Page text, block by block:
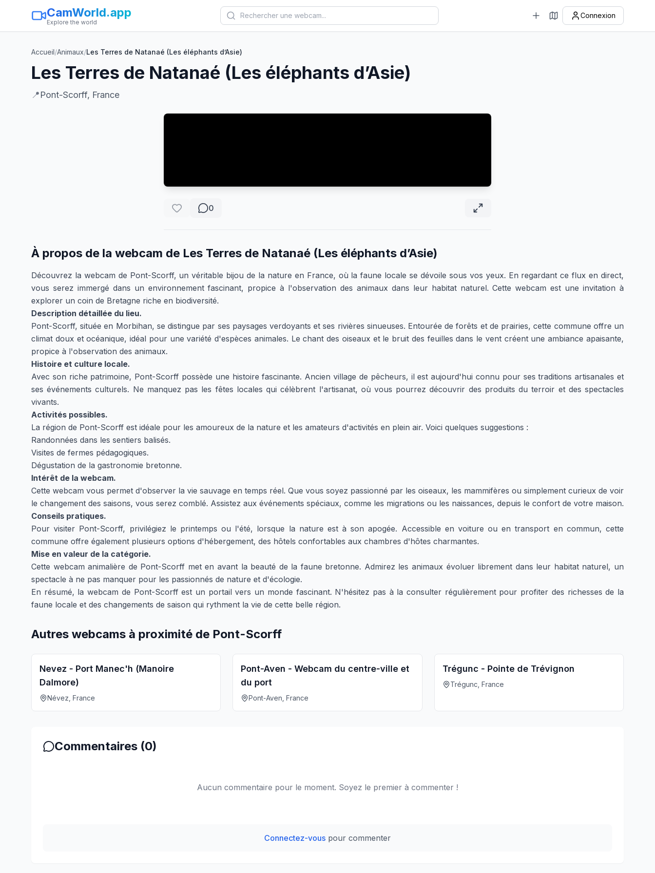
CamWorld.app
Explore the world
Connexion
Accueil/Animaux/Les Terres de Natanaé (Les éléphants d’Asie)
Les Terres de Natanaé (Les éléphants d’Asie)
📍Pont-Scorff, France
0
À propos de la webcam de Les Terres de Natanaé (Les éléphants d’Asie)
Découvrez la webcam de Pont-Scorff, un véritable bijou de la nature en France, où la faune locale se dévoile sous vos yeux. En regardant ce flux en direct,
vous serez immergé dans un environnement fascinant, propice à l'observation des animaux dans leur habitat naturel. Cette webcam est une invitation à
explorer un coin de Bretagne riche en biodiversité.
Description détaillée du lieu.
Pont-Scorff, située en Morbihan, se distingue par ses paysages verdoyants et ses rivières sinueuses. Entourée de forêts et de prairies, cette commune offre un
climat doux et océanique, idéal pour une variété d'espèces animales. Le chant des oiseaux et le bruit des feuilles dans le vent créent une ambiance apaisante,
propice à l'observation des animaux.
Histoire et culture locale.
Avec son riche patrimoine, Pont-Scorff possède une histoire fascinante. Ancien village de pêcheurs, il est aujourd'hui connu pour ses traditions artisanales et
ses événements culturels. Ne manquez pas les fêtes locales qui célèbrent l'artisanat, où vous pourrez découvrir des produits du terroir et des spectacles
vivants.
Activités possibles.
La région de Pont-Scorff est idéale pour les amoureux de la nature et les amateurs d'activités en plein air. Voici quelques suggestions :
Randonnées dans les sentiers balisés.
Visites de fermes pédagogiques.
Dégustation de la gastronomie bretonne.
Intérêt de la webcam.
Cette webcam vous permet d'observer la vie sauvage en temps réel. Que vous soyez passionné par les oiseaux, les mammifères ou simplement curieux de voir
le changement des saisons, vous serez comblé. Assistez aux événements spéciaux, comme les migrations ou les naissances, depuis le confort de votre maison.
Conseils pratiques.
Pour visiter Pont-Scorff, privilégiez le printemps ou l'été, lorsque la nature est à son apogée. Accessible en voiture ou en transport en commun, cette
commune offre également plusieurs options d'hébergement, des hôtels confortables aux chambres d'hôtes charmantes.
Mise en valeur de la catégorie.
Cette webcam animalière de Pont-Scorff met en avant la beauté de la faune bretonne. Admirez les animaux évoluer librement dans leur habitat naturel, un
spectacle à ne pas manquer pour les passionnés de nature et d'écologie.
En résumé, la webcam de Pont-Scorff est un portail vers un monde fascinant. N'hésitez pas à la consulter régulièrement pour profiter des richesses de la
faune locale et des changements de saison qui rythment la vie de cette belle région.
Autres webcams à proximité de Pont-Scorff
Nevez - Port Manec'h (Manoire
Dalmore)
Névez, France
Pont-Aven - Webcam du centre-ville et
du port
Pont-Aven, France
Trégunc - Pointe de Trévignon
Trégunc, France
Commentaires (0)
Aucun commentaire pour le moment. Soyez le premier à commenter !
Connectez-vous pour commenter